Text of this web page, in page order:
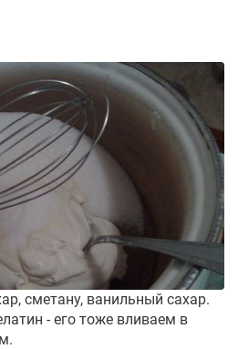
сметану, ванильный сахар.
- его тоже вливаем в